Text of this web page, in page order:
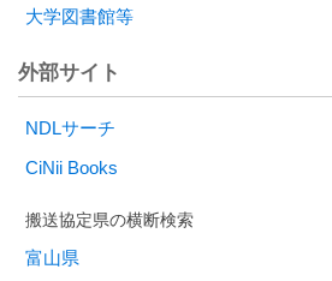
大学図書館等
外部サイト
NDLサーチ
CiNii Books
富山県